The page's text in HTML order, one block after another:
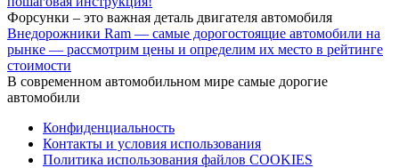
Форсунки – это важная деталь двигателя автомобиля
Внедорожники Ram — самые дорогостоящие автомобили на
рынке — рассмотрим цены и определим их место в рейтинге
стоимости
В современном автомобильном мире самые дорогие
автомобили
Конфиденциальность
Контакты и условия использования
Политика использования файлов COOKIES